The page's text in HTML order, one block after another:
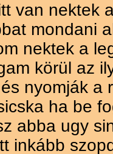
van nektek
mondani
nektek a
körül az
nyomják a
ha be
abba ugy
inkább